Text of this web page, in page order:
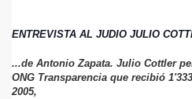
ENTREVISTA AL JUDIO JULIO
...de Antonio Zapata. Julio Cottler
ONG Transparencia que recibió
2005,